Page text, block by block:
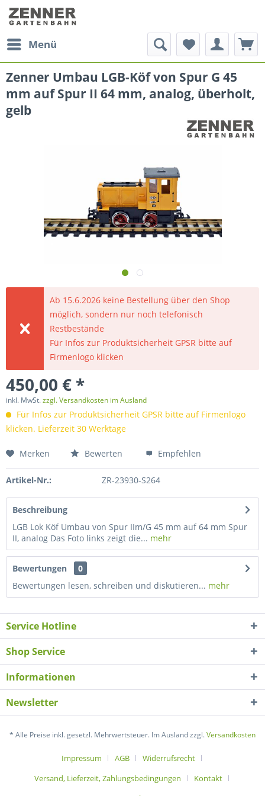
Menü
Zenner Umbau LGB-Köf von Spur G 45
mm auf Spur II 64 mm, analog, überholt,
gelb
Ab 15.6.2026 keine Bestellung über den Shop
möglich, sondern nur noch telefonisch
Restbestände
Für Infos zur Produktsicherheit GPSR bitte auf
Firmenlogo klicken
450,00 € *
inkl. MwSt.zzgl. Versandkosten im Ausland
Für Infos zur Produktsicherheit GPSR bitte auf Firmenlogo
klicken. Lieferzeit 30 Werktage
Merken Bewerten Empfehlen
Artikel-Nr.: ZR-23930-S264
Beschreibung
LGB Lok Köf Umbau von Spur IIm/G 45 mm auf 64 mm Spur
II, analog Das Foto links zeigt die... mehr
Bewertungen
0
Bewertungen lesen, schreiben und diskutieren... mehr
Service Hotline
Shop Service
Informationen
Newsletter
* Alle Preise inkl. gesetzl. Mehrwertsteuer. Im Ausland zzgl.Versandkosten
Impressum AGB
Widerrufsrecht
Versand, Lieferzeit, Zahlungsbedingungen
Kontakt